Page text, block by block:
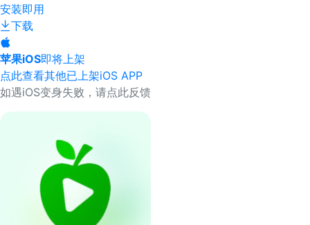
安装即用
下载
苹果iOS即将上架
点此查看其他已上架iOS APP
如遇iOS变身失败，请点此反馈